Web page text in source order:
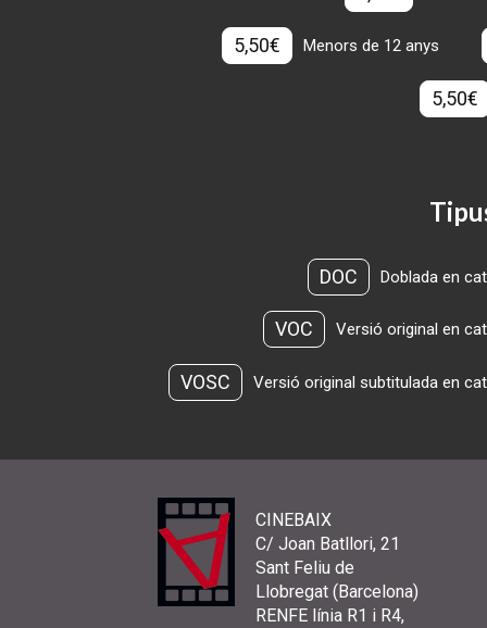
5,50€ Menors de 12 anys
5,50€
DOC Doblada en
VOC Versió original en
VOSC Versió original subtitulada en
CINEBAIX
C/ Joan Batllori, 21
Sant Feliu de
Llobregat (Barcelona)
RENFE línia R1 i R4,